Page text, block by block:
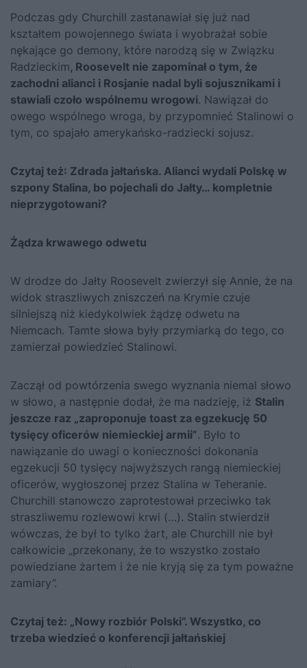
Podczas gdy Churchill zastanawiał się już nad
kształtem powojennego świata i wyobrażał sobie
nękające go demony, które narodzą się w Związku
Radzieckim, Roosevelt nie zapominał o tym, że
zachodni alianci i Rosjanie nadal byli sojusznikami i
stawiali czoło wspólnemu wrogowi. Nawiązał do
owego wspólnego wroga, by przypomnieć Stalinowi o
tym, co spajało amerykańsko-radziecki sojusz.
Czytaj też: Zdrada jałtańska. Alianci wydali Polskę w
szpony Stalina, bo pojechali do Jałty… kompletnie
nieprzygotowani?
Żądza krwawego odwetu
W drodze do Jałty Roosevelt zwierzył się Annie, że na
widok straszliwych zniszczeń na Krymie czuje
silniejszą niż kiedykolwiek żądzę odwetu na
Niemcach. Tamte słowa były przymiarką do tego, co
zamierzał powiedzieć Stalinowi.
Zaczął od powtórzenia swego wyznania niemal słowo
w słowo, a następnie dodał, że ma nadzieję, iż Stalin
jeszcze raz „zaproponuje toast za egzekucję 50
tysięcy oficerów niemieckiej armii”. Było to
nawiązanie do uwagi o konieczności dokonania
egzekucji 50 tysięcy najwyższych rangą niemieckiej
oficerów, wygłoszonej przez Stalina w Teheranie.
Churchill stanowczo zaprotestował przeciwko tak
straszliwemu rozlewowi krwi (…). Stalin stwierdził
wówczas, że był to tylko żart, ale Churchill nie był
całkowicie „przekonany, że to wszystko zostało
powiedziane żartem i że nie kryją się za tym poważne
zamiary”.
Czytaj też: „Nowy rozbiór Polski”. Wszystko, co
trzeba wiedzieć o konferencji jałtańskiej